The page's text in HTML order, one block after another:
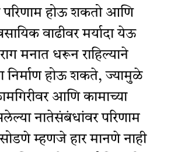
परिणाम होऊ शकतो आणि
वाढीवर मर्यादा येऊ
मनात धरून राहिल्याने
निर्माण होऊ शकते, ज्यामुळे
आणि कामाच्या
नातेसंबंधांवर परिणाम
सोडणे म्हणजे हार मानणे नाही